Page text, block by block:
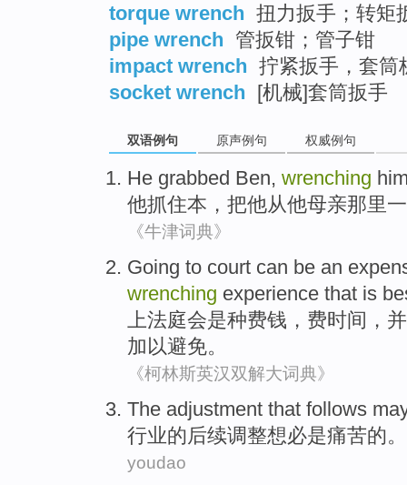
torque wrench 扭力扳手；转矩
pipe wrench 管扳钳；管子钳
impact wrench 拧紧扳手，套筒
socket wrench [机械]套筒扳手
双语例句 原声例句 权威例句
He grabbed Ben, wrenching
他抓住本 ，把他从他母亲那里
《牛津词典》
Going to court can be an
wrenching experience that is
上法庭会是种费钱 ， 费时间 ， 并
加以避免。
《柯林斯英汉双解大词典》
The adjustment that follows
行业的后续调整想必是痛苦的。
youdao